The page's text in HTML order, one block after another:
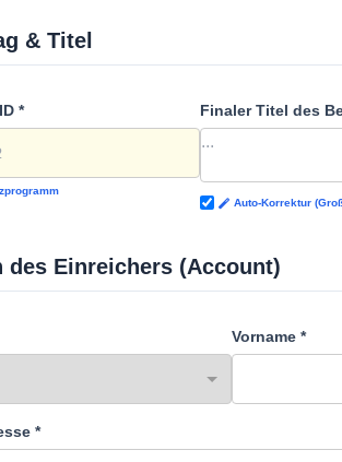
& Titel
* Finaler Titel des
Auto-Korrektur
des Einreichers (Account)
Vorname *
*